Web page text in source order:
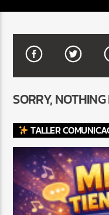
TITLE
CURRENT SHOW
SHOW
9:00 AM
SORRY,
TALLER